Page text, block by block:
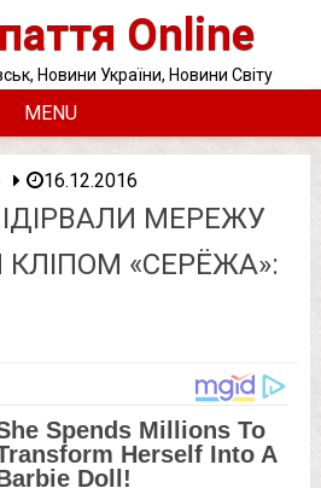
Online
Новини України, Новини Світу
MENU
16.12.2016
МЕРЕЖУ
«СЕРЁЖА»: